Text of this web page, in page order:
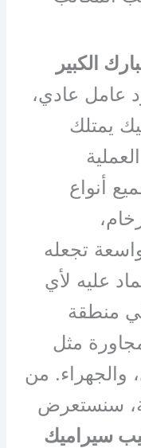
الكبير
عامل عادي،
يمتلك
أنواع
تجعله
عليه لأي
منطقة
مثل
والجهراء. من
سنستعرض
سيراميك